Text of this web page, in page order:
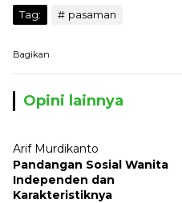
Tag: pasaman
Bagikan
Opini lainnya
Arif Murdikanto
Pandangan Sosial Wanita
Independen dan
Karakteristiknya